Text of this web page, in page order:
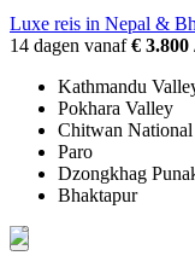
Luxe reis in Nepal &
14 dagen vanaf€ 3.800
Kathmandu
Pokhara Valley
Chitwan
Paro
Dzongkhag
Bhaktapur